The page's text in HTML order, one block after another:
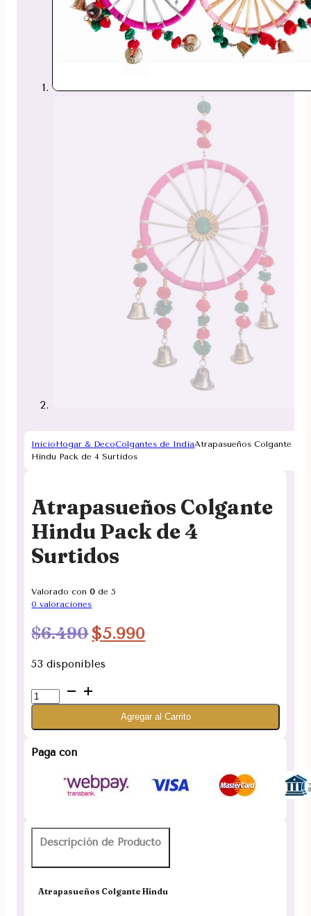
InicioHogar & DecoColgantes de IndiaAtrapasueños Colgante
Hindu Pack de 4 Surtidos
Atrapasueños Colgante
Hindu Pack de 4
Surtidos
Valorado con0 de 5
0 valoraciones
$6.490El
precio
era:
$6.490.
$5.990El
es:
$5.990.
53 disponibles
Atrapasueños
Colgante
de
Surtidos
cantidad
Agregar al Carrito
Paga con
Descripción de Producto
Atrapasueños Colgante Hindu